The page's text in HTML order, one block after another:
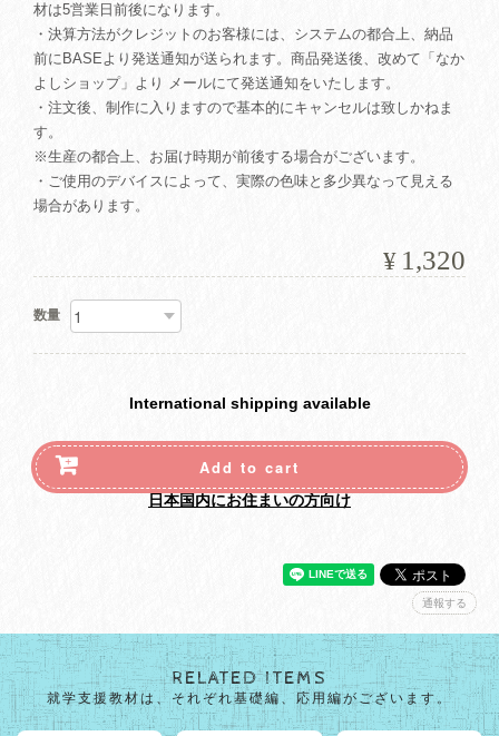
材は5営業日前後になります。
・決算方法がクレジットのお客様には、システムの都合上、納品
前にBASEより発送通知が送られます。商品発送後、改めて「なか
よしショップ」より メールにて発送通知をいたします。
・注文後、制作に入りますので基本的にキャンセルは致しかねま
す。
※生産の都合上、お届け時期が前後する場合がございます。
・ご使用のデバイスによって、実際の色味と多少異なって見える
場合があります。
¥ 1,320
数量
International shipping available
Add to cart
日本国内にお住まいの方向け
通報する
RELATED ITEMS
就学支援教材は、それぞれ基礎編、応用編がございます。